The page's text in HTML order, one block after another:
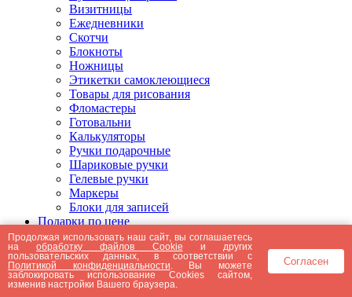
Визитницы
Ежедневники
Скотчи
Блокноты
Ножницы
Этикетки самоклеющиеся
Товары для рисования
Фломастеры
Готовальни
Калькуляторы
Ручки подарочные
Шариковые ручки
Гелевые ручки
Маркеры
Блоки для записей
Подарки по цене
Подарки от 5000 рублей
Подарки до 5000 рублей
Подарки до 3000 рублей
Подарки до 2000 рублей
Подарки до 1000 рублей
Продолжая использовать наш сайт, вы соглашаетесь
наобработку файлов Cookie и других
пользовательских данных, в соответствии с
Политикой конфиденциальности . Вы можете
заблокировать использование Cookies сайтом,
изменив настройки Вашего браузера.
Согласен